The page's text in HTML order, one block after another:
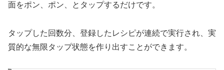
面をポン、ポン、とタップするだけです。
タップした回数分、登録したレシピが連続で実行され、実
質的な無限タップ状態を作り出すことができます。